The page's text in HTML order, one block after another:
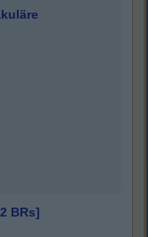
BRs]